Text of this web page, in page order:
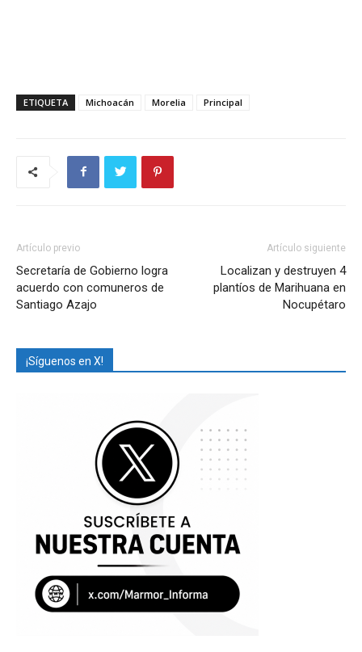
ETIQUETA Michoacán Morelia Principal
Artículo previo
Secretaría de Gobierno logra
acuerdo con comuneros de
Santiago Azajo
Artículo siguiente
Localizan y destruyen 4
plantíos de Marihuana en
Nocupétaro
¡Síguenos en X!